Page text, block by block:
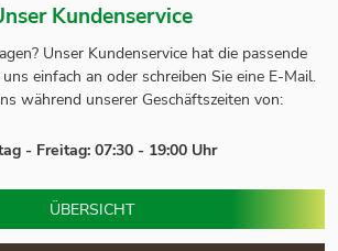
Kundenservice
Unser Kundenservice hat die passende
einfach an oder schreiben Sie eine E-Mail.
während unserer Geschäftszeiten von:
- Freitag: 07:30 - 19:00 Uhr
ÜBERSICHT